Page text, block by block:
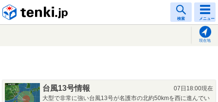
検索 メニュー
現在地
台風13号情報
07日18:00現在
大型で非常に強い台風13号が名護市の北約50kmを西に進んでい